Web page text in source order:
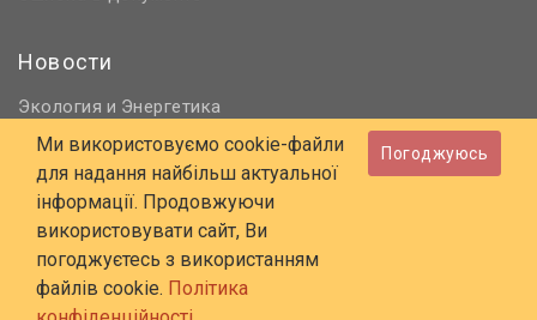
Новости
Экология и Энергетика
Нормативное регулирование
Строительство и проектирование
Охрана труда и ПБ
© 2006 - 2026 Все права защищены
E-mail:
online@budstandart.com
Ми використовуємо cookie-файли
для надання найбільш актуальної
інформації. Продовжуючи
використовувати сайт, Ви
погоджуєтесь з використанням
файлів cookie. Політика
Погоджуюсь